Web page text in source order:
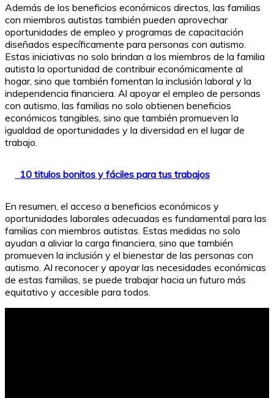
Además de los beneficios económicos directos, las familias
con miembros autistas también pueden aprovechar
oportunidades de empleo y programas de capacitación
diseñados específicamente para personas con autismo.
Estas iniciativas no solo brindan a los miembros de la familia
autista la oportunidad de contribuir económicamente al
hogar, sino que también fomentan la inclusión laboral y la
independencia financiera. Al apoyar el empleo de personas
con autismo, las familias no solo obtienen beneficios
económicos tangibles, sino que también promueven la
igualdad de oportunidades y la diversidad en el lugar de
trabajo.
10 titulos bonitos y fáciles para tus trabajos
En resumen, el acceso a beneficios económicos y
oportunidades laborales adecuadas es fundamental para las
familias con miembros autistas. Estas medidas no solo
ayudan a aliviar la carga financiera, sino que también
promueven la inclusión y el bienestar de las personas con
autismo. Al reconocer y apoyar las necesidades económicas
de estas familias, se puede trabajar hacia un futuro más
equitativo y accesible para todos.